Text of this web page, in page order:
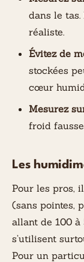
dans le
réaliste.
Évitez de
stockées
cœur
Mesurez
froid
Les
Pour les pros,
(sans pointes,
allant de 100
s’utilisent
Pour un